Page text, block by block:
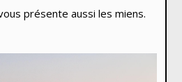
présente aussi les miens.